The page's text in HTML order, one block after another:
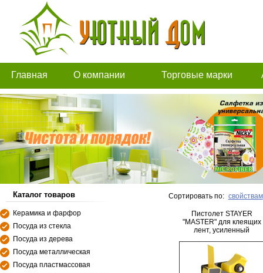
Главная О компании Торговые марки
Каталог товаров
Керамика и фарфор
Посуда из стекла
Посуда из дерева
Посуда металлическая
Посуда пластмассовая
Сортировать по: свойствам
Пистолет STAYER
"MASTER" для клеящих
лент, усиленный